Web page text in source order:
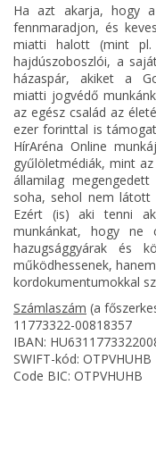
Ha azt akarja, hogy
fennmaradjon, és
miatti halott (mint pl.
hajdúszoboszlói, a
házaspár, akiket a
miatti jogvédő
az egész család az
ezer forinttal is
HírAréna Online
gyűlöletmédiák, mint
államilag
soha, sehol nem látott
Ezért (is) aki tenni
munkánkat, hogy ne
hazugsággyárak és
működhessenek,
kordokumentumokkal
Számlaszám (a
11773322-00818357
IBAN:
SWIFT-kód: OTPVHUHB
Code BIC: OTPVHUHB